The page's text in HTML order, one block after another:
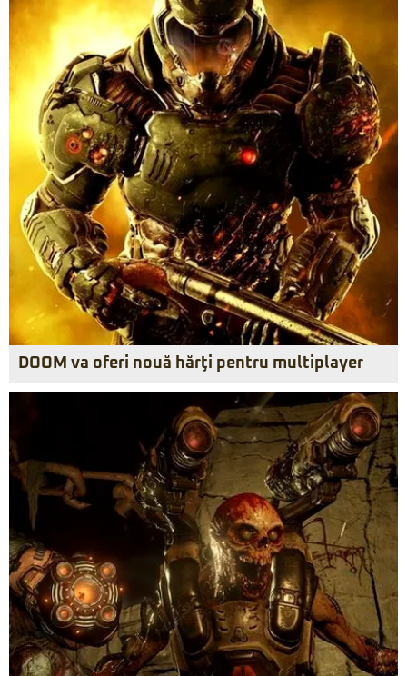
DOOM va oferi nouă hărţi pentru multiplayer